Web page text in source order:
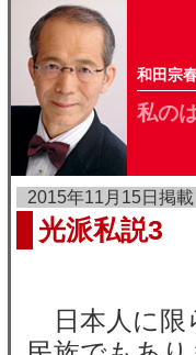
和田宗
私の
2015年11月15日掲載
光派私説3
日本人に限